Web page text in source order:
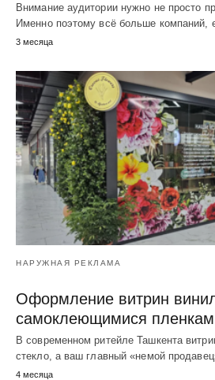
Внимание аудитории нужно не просто
Именно поэтому всё больше компаний,
3 месяца
НАРУЖНАЯ РЕКЛАМА
Оформление витрин
самоклеющимися
В современном ритейле Ташкента
стекло, а ваш главный «немой
4 месяца